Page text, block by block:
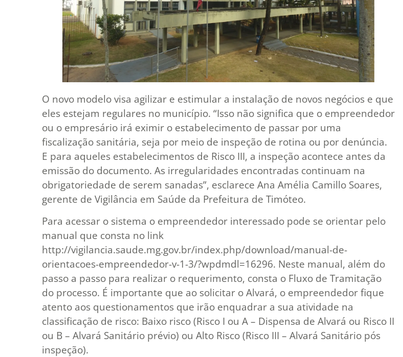
O novo modelo visa agilizar e estimular a instalação de novos negócios e que
eles estejam regulares no município. “Isso não significa que o empreendedor
ou o empresário irá eximir o estabelecimento de passar por uma
fiscalização sanitária, seja por meio de inspeção de rotina ou por denúncia.
E para aqueles estabelecimentos de Risco III, a inspeção acontece antes da
emissão do documento. As irregularidades encontradas continuam na
obrigatoriedade de serem sanadas”, esclarece Ana Amélia Camillo Soares,
gerente de Vigilância em Saúde da Prefeitura de Timóteo.
Para acessar o sistema o empreendedor interessado pode se orientar pelo
manual que consta no link
http://vigilancia.saude.mg.gov.br/index.php/download/manual-de-
orientacoes-empreendedor-v-1-3/?wpdmdl=16296. Neste manual, além do
passo a passo para realizar o requerimento, consta o Fluxo de Tramitação
do processo. É importante que ao solicitar o Alvará, o empreendedor fique
atento aos questionamentos que irão enquadrar a sua atividade na
classificação de risco: Baixo risco (Risco I ou A – Dispensa de Alvará ou Risco II
ou B – Alvará Sanitário prévio) ou Alto Risco (Risco III – Alvará Sanitário pós
inspeção).